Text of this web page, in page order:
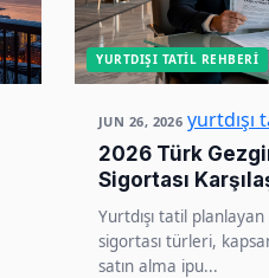
YURTDIŞI TATIL REHBERI
JUN 26, 2026 yurtdışı
2026 Türk
Sigortası
Yurtdışı tatil
sigortası türleri,
satın alma ipu...